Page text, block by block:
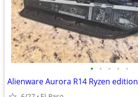
• • • • •
Alienware Aurora R14 Ryzen edition